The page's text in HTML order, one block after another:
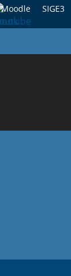
Moodle SIGE3